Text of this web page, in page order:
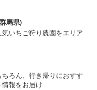
馬県)
いちご狩り農園をエリア
ろん、行き帰りにおすす
報をお届け